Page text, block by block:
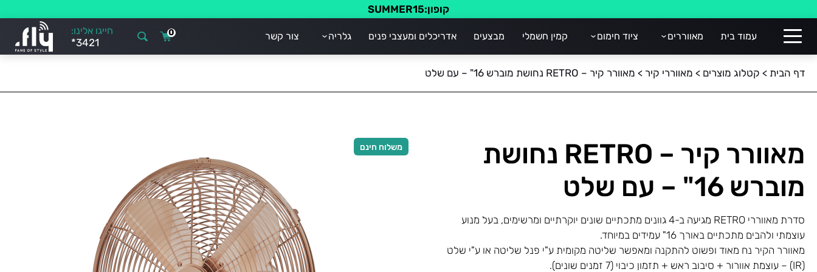
קופון:SUMMER15
עמוד בית מאווררים ציוד חימום קמין חשמלי מבצעים אדריכלים ומעצבי פנים גלריה צור קשר 0 חייגו אלינו:
*3421
דף הבית > קטלוג מוצרים > מאווררי קיר > מאוורר קיר – RETRO נחושת מוברש 16" – עם שלט
מאוורר קיר – RETRO נחושת
מוברש 16" – עם שלט
סדרת מאווררי RETRO מגיעה ב-4 גוונים מתכתיים שונים יוקרתיים ומרשימים, בעל מנוע
עוצמתי ולהבים מתכתיים באורך 16" עמידים במיוחד.
מאוורר הקיר נח מאוד ופשוט להתקנה ומאפשר שליטה מקומית ע"י פנל שליטה או ע"י שלט
(IR) – עוצמת אוורור + סיבוב ראש + תזמון כיבוי (7 זמנים שונים).
משלוח חינם